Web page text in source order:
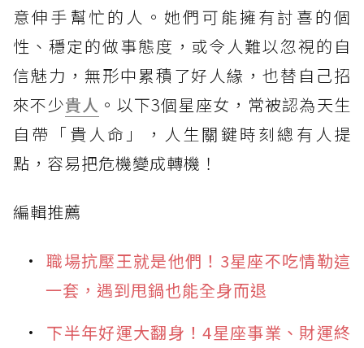
意伸手幫忙的人。她們可能擁有討喜的個
性、穩定的做事態度，或令人難以忽視的自
信魅力，無形中累積了好人緣，也替自己招
來不少貴人 。以下3個星座女，常被認為天生
自帶「貴人命」，人生關鍵時刻總有人提
點，容易把危機變成轉機！
編輯推薦
職場抗壓王就是他們！3星座不吃情勒這
一套，遇到甩鍋也能全身而退
下半年好運大翻身！4星座事業、財運終